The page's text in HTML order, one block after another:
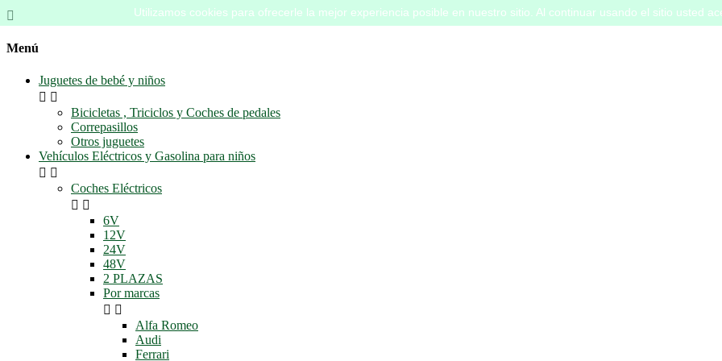
Utilizamos cookies para ofrecerle la mejor experiencia posible en nuestro sitio. Al continuar usando el sitio usted

Menú
Juguetes de bebé y niños
 
Bicicletas , Triciclos y Coches de pedales
Correpasillos
Otros juguetes
Vehículos Eléctricos y Gasolina para niños
 
Coches Eléctricos
 
6V
12V
24V
48V
2 PLAZAS
Por marcas
 
Alfa Romeo
Audi
Ferrari